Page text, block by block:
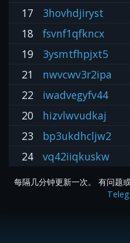
17 3hovhdjiryst
18 fsvnf1qfkncx
19 3ysmtfhpjxt5
21 nwvcwv3r2ipa
22 iwadvegyfv44
20 hizvlwvudkaj
23 bp3ukdhcljw2
24 vq42iiqkuskw
每隔几分钟更新一次。 有问题